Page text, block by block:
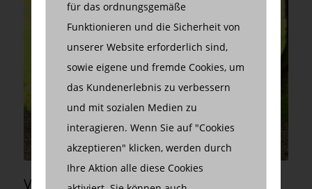
für das ordnungsgemäße
Funktionieren und die Sicherheit von
unserer Website erforderlich sind,
sowie eigene und fremde Cookies, um
das Kundenerlebnis zu verbessern
und mit sozialen Medien zu
interagieren. Wenn Sie auf "Cookies
akzeptieren" klicken, werden durch
Ihre Aktion alle diese Cookies
VORWÄRTS DURCH… BESESSENHEIT